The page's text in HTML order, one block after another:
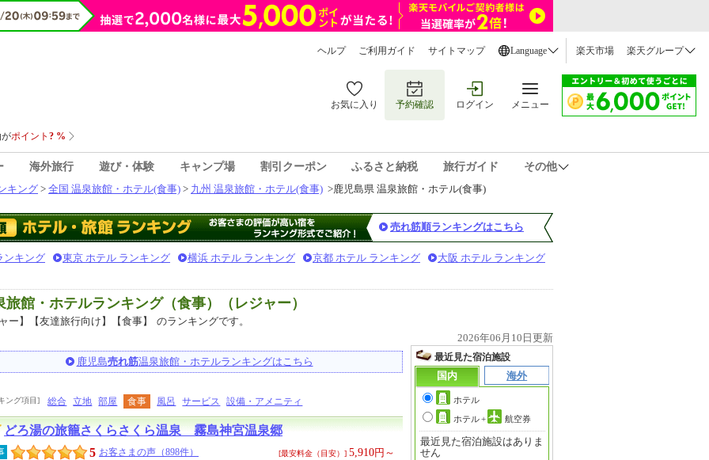
ヘルプ ご利用ガイド サイトマップ Language 楽天市場 楽天グループ
お気に入り 予約確認 ログイン メニュー
海外旅行 遊び・体験 キャンプ場 割引クーポン ふるさと納税 旅行ガイド
その他
キング > 全国 温泉旅館・ホテル(食事) > 九州 温泉旅館・ホテル(食事) >鹿児島県 温泉旅館・ホテル(食事)
売れ筋順ランキングはこちら
ンキング 東京 ホテル ランキング 横浜 ホテル ランキング 京都 ホテル ランキング 大阪 ホテル ランキング
館・ホテルランキング（食事）（レジャー）
ー】【友達旅行向け】【食事】
のランキングです。
2026年06月10日更新
鹿児島売れ筋温泉旅館・ホテルランキングはこちら
ング項目] 総合 立地 部屋 食事 風呂 サービス 設備・アメニティ
どろ湯の旅籠さくらさくら温泉 霧島神宮温泉郷
5 お客さまの声（898件） [最安料金（目安）] 5,910円～
最近見た宿泊施設
国内
海外
ホテル
ホテル+ 航空券
最近見た宿泊施設はありま
せん